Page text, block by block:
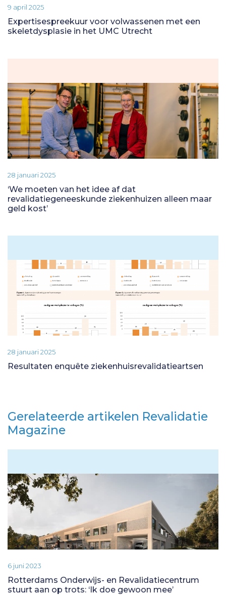
9 april 2025
Expertisespreekuur voor volwassenen met een
skeletdysplasie in het UMC Utrecht
28 januari 2025
‘We moeten van het idee af dat
revalidatiegeneeskunde ziekenhuizen alleen maar
geld kost’
28 januari 2025
Resultaten enquête ziekenhuisrevalidatieartsen
Gerelateerde artikelen Revalidatie
Magazine
6 juni 2023
Rotterdams Onderwijs- en Revalidatiecentrum
stuurt aan op trots: ‘Ik doe gewoon mee’